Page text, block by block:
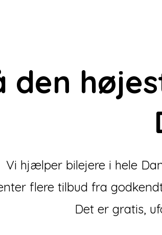
den
Vi hjælper bilejere i hele
flere tilbud fra
Det er gratis,